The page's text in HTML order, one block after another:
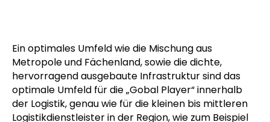
Ein optimales Umfeld wie die Mischung aus
Metropole und Fächenland, sowie die dichte,
hervorragend ausgebaute Infrastruktur sind das
optimale Umfeld für die „Gobal Player“ innerhalb
der Logistik, genau wie für die kleinen bis mittleren
Logistikdienstleister in der Region, wie zum Beispiel